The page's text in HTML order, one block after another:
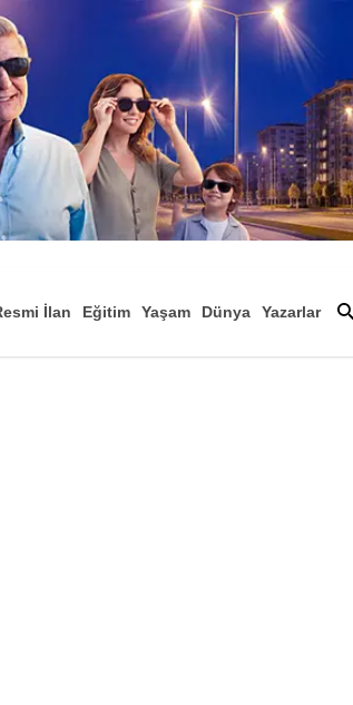
İlan Eğitim Yaşam
Dünya
Yazarlar